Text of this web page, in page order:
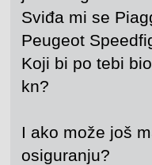
Sviđa mi se
Peugeot
Koji bi po tebi
kn?
I ako može još
osiguranju?